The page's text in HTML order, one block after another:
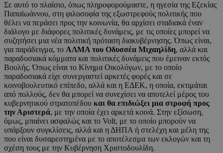
Σε αυτό το πλαίσιο, όπως πληροφορούμαστε, η ηγεσία της Εζεκίας
Παπαϊωάννου, στη φιλοσοφία της εξωστρεφούς πολιτικής που
θέλει να περάσει προς την κοινωνία, θα αρχίσει σταδιακά έναν
διάλογο με διάφορες πολιτικές δυνάμεις, με τις οποίες μπορεί να
συζητήσει μια νέα πολιτική πρόταση διακυβέρνησης. Όπως είναι,
για παράδειγμα, το ΑΛΜΑ του Οδυσσέα Μιχαηλίδη, αλλά και
παραδοσιακά κόμματα και πολιτικές δυνάμεις που έμειναν εκτός
Βουλής. Όπως είναι το Κίνημα Οικολόγων, με το οποίο
παραδοσιακά είχε συνεργαστεί αρκετές φορές και σε
κοινοβουλευτικό επίπεδο, αλλά και η ΕΔΕΚ, η οποία, εκτιμάται
από πολλούς, δεν θα μπορεί να συνεχίσει να αποτελεί μέρος του
κυβερνητικού στρατοπέδου και θα επιδιώξει μια στροφή προς
την Αριστερά, με την οποία έχει αρκετά κοινά. Στην εξίσωση,
όμως, μπαίνει ασφαλώς και το Volt, με το οποίο μπορούν να
υπάρξουν συγκλίσεις, αλλά και η ΔΗΠΑ ή στελέχη και μέλη της
που είναι δυσαρεστημένα με το αποτέλεσμα των εκλογών και τη
σχέση τους με την Κυβέρνηση Χριστοδουλίδη.